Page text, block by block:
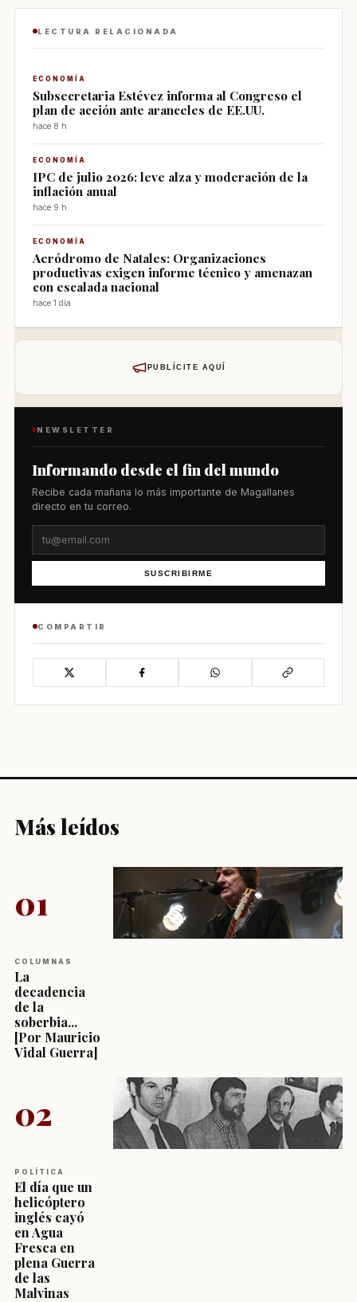
LECTURA RELACIONADA
ECONOMÍA
Subsecretaria Estévez informa al Congreso el
plan de acción ante aranceles de EE.UU.
hace 8 h
ECONOMÍA
IPC de julio 2026: leve alza y moderación de la
inflación anual
hace 9 h
ECONOMÍA
Aeródromo de Natales: Organizaciones
productivas exigen informe técnico y amenazan
con escalada nacional
hace 1 día
PUBLÍCITE AQUÍ
NEWSLETTER
Informando desde el fin del mundo
Recibe cada mañana lo más importante de Magallanes
directo en tu correo.
SUSCRIBIRME
COMPARTIR
Más leídos
01
COLUMNAS
La
decadencia
de la
soberbia...
[Por Mauricio
Vidal Guerra]
02
POLÍTICA
El día que un
helicóptero
inglés cayó
en Agua
Fresca en
plena Guerra
de las
Malvinas